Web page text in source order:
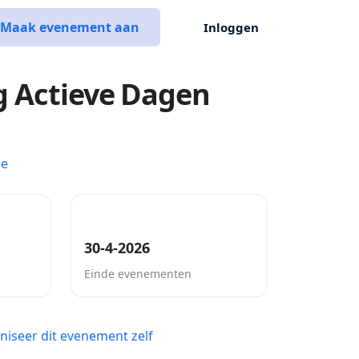
Maak evenement aan Inloggen
Dagen
30-4-2026
Einde evenementen
dit evenement zelf